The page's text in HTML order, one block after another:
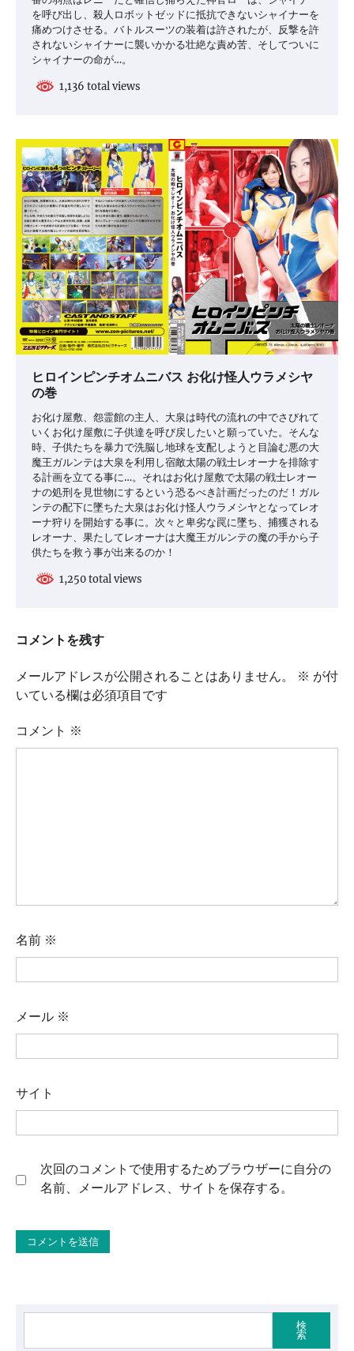
を呼び出し、殺人ロボットゼッドに抵抗できないシャイナーを
痛めつけさせる。バトルスーツの装着は許されたが、反撃を許
されないシャイナーに襲いかかる壮絶な責め苦、そしてついに
シャイナーの命が…。
1,136 total views
ヒロインピンチオムニバス お化け怪人ウラメシヤ
の巻
お化け屋敷、怨霊館の主人、大泉は時代の流れの中でさびれて
いくお化け屋敷に子供達を呼び戻したいと願っていた。そんな
時、子供たちを暴力で洗脳し地球を支配しようと目論む悪の大
魔王ガルンテは大泉を利用し宿敵太陽の戦士レオーナを排除す
る計画を立てる事に…。それはお化け屋敷で太陽の戦士レオー
ナの処刑を見世物にするという恐るべき計画だったのだ！ガル
ンテの配下に墜ちた大泉はお化け怪人ウラメシヤとなってレオ
ーナ狩りを開始する事に。次々と卑劣な罠に墜ち、捕獲される
レオーナ、果たしてレオーナは大魔王ガルンテの魔の手から子
供たちを救う事が出来るのか！
1,250 total views
コメントを残す
メールアドレスが公開されることはありません。 ※ が付
いている欄は必須項目です
コメント ※
名前 ※
メール ※
サイト
次回のコメントで使用するためブラウザーに自分の
名前、メールアドレス、サイトを保存する。
検
索